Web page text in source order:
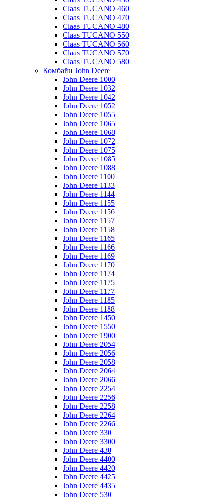
Claas TUCANO 460
Claas TUCANO 470
Claas TUCANO 480
Claas TUCANO 550
Claas TUCANO 560
Claas TUCANO 570
Claas TUCANO 580
Комбайн John Deere
John Deere 1000
John Deere 1032
John Deere 1042
John Deere 1052
John Deere 1055
John Deere 1065
John Deere 1068
John Deere 1072
John Deere 1075
John Deere 1085
John Deere 1088
John Deere 1100
John Deere 1133
John Deere 1144
John Deere 1155
John Deere 1156
John Deere 1157
John Deere 1158
John Deere 1165
John Deere 1166
John Deere 1169
John Deere 1170
John Deere 1174
John Deere 1175
John Deere 1177
John Deere 1185
John Deere 1188
John Deere 1450
John Deere 1550
John Deere 1900
John Deere 2054
John Deere 2056
John Deere 2058
John Deere 2064
John Deere 2066
John Deere 2254
John Deere 2256
John Deere 2258
John Deere 2264
John Deere 2266
John Deere 330
John Deere 3300
John Deere 430
John Deere 4400
John Deere 4420
John Deere 4425
John Deere 4435
John Deere 530